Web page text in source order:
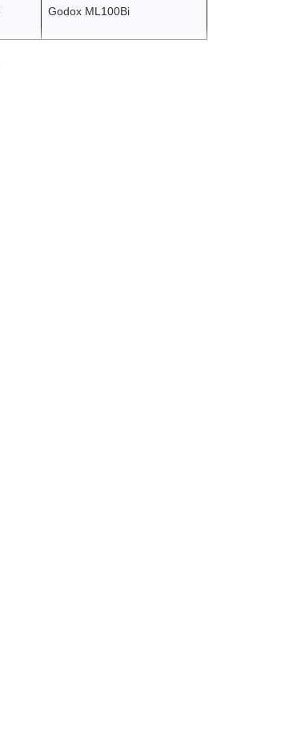
Godox ML100Bi